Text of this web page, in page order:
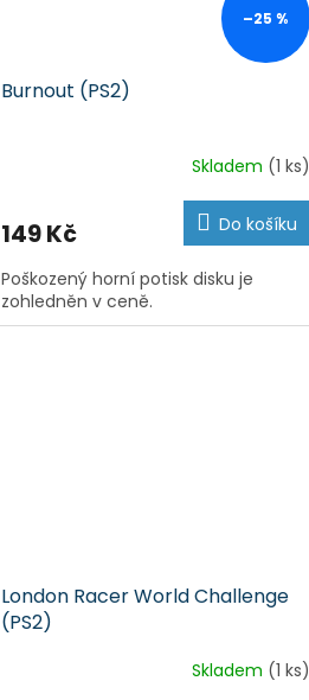
–25 %
Burnout (PS2)
Skladem (1 ks)
149 Kč Do košíku
Poškozený horní potisk disku je
zohledněn v ceně.
London Racer World Challenge
(PS2)
Skladem (1 ks)